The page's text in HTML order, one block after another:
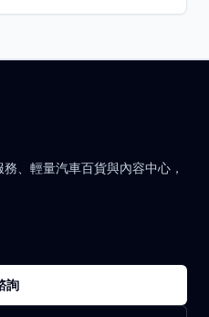
、輕量汽車百貨與內容中心，
詢